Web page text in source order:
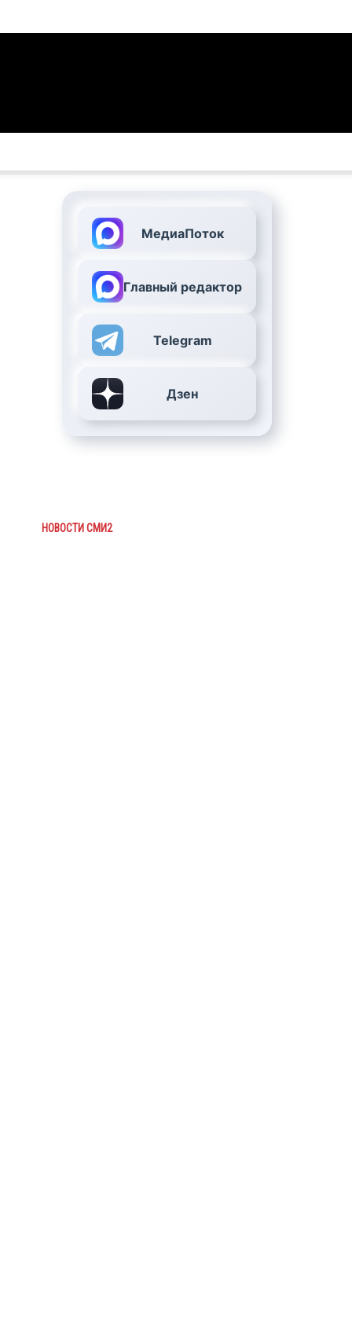
МедиаПоток
Главный редактор
Telegram
Дзен
НОВОСТИ СМИ2